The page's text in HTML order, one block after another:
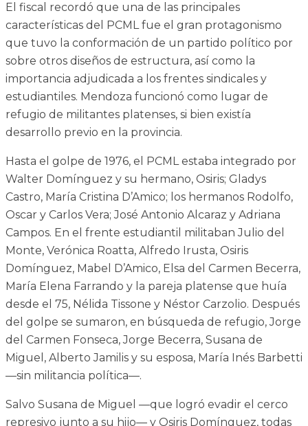
El fiscal recordó que una de las principales
características del PCML fue el gran protagonismo
que tuvo la conformación de un partido político por
sobre otros diseños de estructura, así como la
importancia adjudicada a los frentes sindicales y
estudiantiles. Mendoza funcionó como lugar de
refugio de militantes platenses, si bien existía
desarrollo previo en la provincia.
Hasta el golpe de 1976, el PCML estaba integrado por
Walter Domínguez y su hermano, Osiris; Gladys
Castro, María Cristina D’Amico; los hermanos Rodolfo,
Oscar y Carlos Vera; José Antonio Alcaraz y Adriana
Campos. En el frente estudiantil militaban Julio del
Monte, Verónica Roatta, Alfredo Irusta, Osiris
Domínguez, Mabel D’Amico, Elsa del Carmen Becerra,
María Elena Farrando y la pareja platense que huía
desde el 75, Nélida Tissone y Néstor Carzolio. Después
del golpe se sumaron, en búsqueda de refugio, Jorge
del Carmen Fonseca, Jorge Becerra, Susana de
Miguel, Alberto Jamilis y su esposa, María Inés Barbetti
—sin militancia política—.
Salvo Susana de Miguel —que logró evadir el cerco
represivo junto a su hijo— y Osiris Domínguez, todas